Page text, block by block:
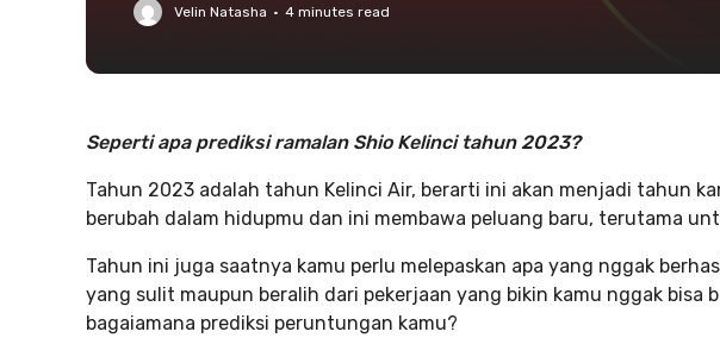
Velin Natasha · 4 minutes read
Seperti apa prediksi ramalan Shio Kelinci tahun 2023?
Tahun 2023 adalah tahun Kelinci Air, berarti ini akan menjadi tahun
berubah dalam hidupmu dan ini membawa peluang baru, terutama
Tahun ini juga saatnya kamu perlu melepaskan apa yang nggak
yang sulit maupun beralih dari pekerjaan yang bikin kamu nggak bisa
bagaiamana prediksi peruntungan kamu?